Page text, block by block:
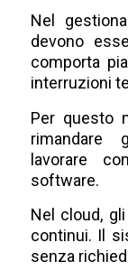
Nel
devono
comporta
interruzioni
Per questo
rimandare
lavorare
software.
Nel cloud,
continui. Il
senza